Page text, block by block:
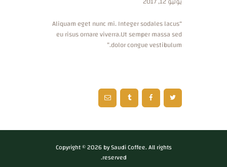
“Aliquam eget nunc mi. Integer sodales lacus
eu risus ornare viverra.Ut semper massa sed
dolor congue vestibulum.”
Copyright © 2026 by Saudi Coffee. All rights
reserved.